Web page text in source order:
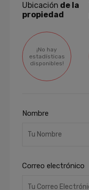
Ubicación de la
propiedad
¡No hay
estadísticas
disponibles!
Nombre
Correo electrónico